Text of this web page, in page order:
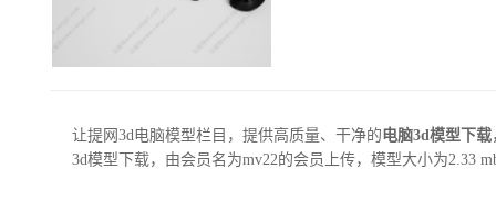
让提网3d电脑模型栏目，提供高质量、干净的电脑3d模型下载
3d模型下载，由会员名为mv22的会员上传，模型大小为2.33